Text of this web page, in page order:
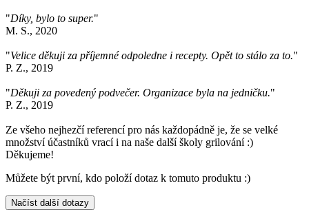
"Díky, bylo to super."
M. S., 2020
"Velice děkuji za příjemné odpoledne i recepty. Opět to stálo za to."
P. Z., 2019
"Děkuji za povedený podvečer. Organizace byla na jedničku."
P. Z., 2019
Ze všeho nejhezčí referencí pro nás každopádně je, že se velké
množství účastníků vrací i na naše další školy grilování :)
Děkujeme!
Můžete být první, kdo položí dotaz k tomuto produktu :)
Načíst další dotazy